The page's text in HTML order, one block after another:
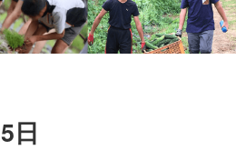
日